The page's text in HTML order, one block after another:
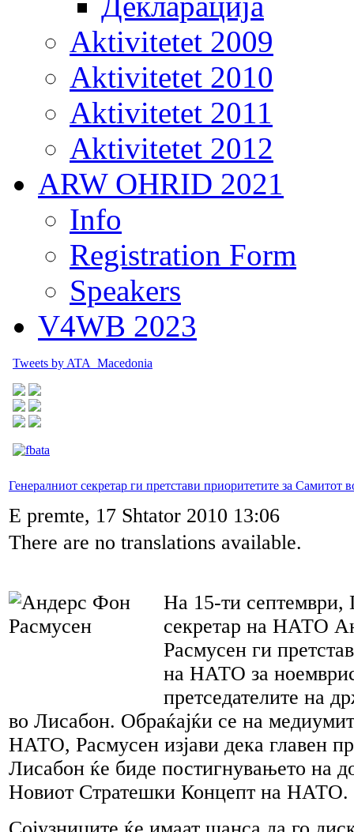
Aktivitetet 2009
Aktivitetet 2010
Aktivitetet 2011
Aktivitetet 2012
ARW OHRID 2021
Info
Registration Form
Speakers
V4WB 2023
Tweets by ATA_Macedonia
Генералниот секретар ги претстави приоритетите за Самитот
E premte, 17 Shtator 2010 13:06
There are no translations available.
На 15-ти септември,
секретар на НАТО
Расмусен ги
на НАТО за
претседателите на
во Лисабон. Обраќајќи се на
НАТО, Расмусен изјави дека главен
Лисабон ќе биде постигнувањето на
Новиот Стратешки Концепт на НАТО.